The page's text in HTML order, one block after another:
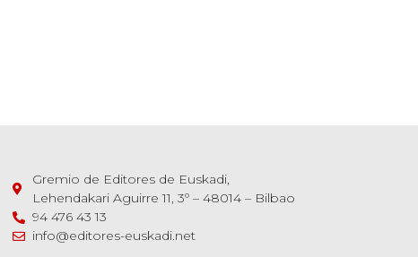
Gremio de Editores de Euskadi,
Lehendakari Aguirre 11, 3º – 48014 – Bilbao
94 476 43 13
info@editores-euskadi.net